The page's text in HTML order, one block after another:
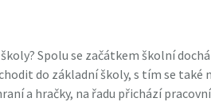
Spolu se začátkem školní
do základní školy, s tím se také
a hračky, na řadu přichází